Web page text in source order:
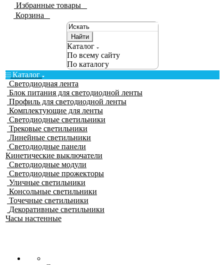
Избранные товары
Корзина
Найти
Каталог
По всему сайту
По каталогу
Каталог
Светодиодная лента
Блок питания для светодиодной ленты
Профиль для светодиодной ленты
Комплектующие для ленты
Светодиодные светильники
Трековые светильники
Линейные светильники
Светодиодные панели
Кинетические выключатели
Светодиодные модули
Светодиодные прожекторы
Уличные светильники
Консольные светильники
Точечные светильники
Декоративные светильники
Часы настенные